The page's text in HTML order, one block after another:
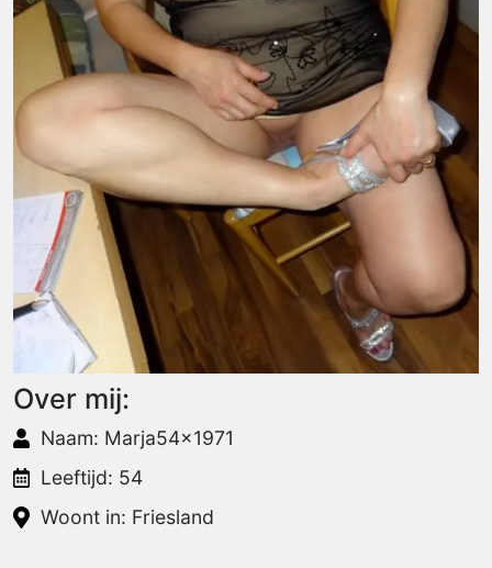
Over mij:
Naam: Marja54x1971
Leeftijd: 54
Woont in: Friesland